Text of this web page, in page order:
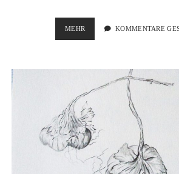
MEHR ZUKUNFT
DER
JAPANISCHEN
HANDWERK
LERNEN
KOMMENTARE